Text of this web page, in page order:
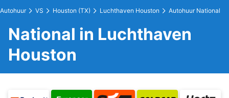
Autohuur VS Houston (TX) Luchthaven Houston Autohuur National
National in Luchthaven
Houston